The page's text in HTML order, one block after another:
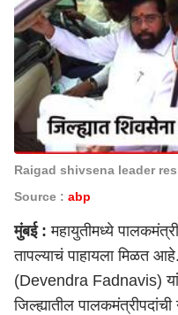
Raigad shivsena leader
Source : abp
मुंबई : महायुतीमध्ये
तापल्याचं पाहायला मिळत
(Devendra Fadnavis)
जिल्ह्यातील